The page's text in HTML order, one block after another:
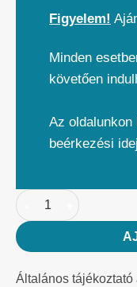
Figyelem!
Minden
követően
Az
beérkezési
Általános